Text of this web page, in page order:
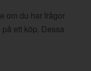
om du har frågor
ett köp. Dessa